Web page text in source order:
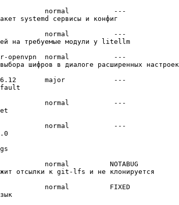
systemd сервисы и конфиг
на требуемые модули у litellm
шифров в диалоге расширенных настроек
отсылки к git-lfs и не клонируется